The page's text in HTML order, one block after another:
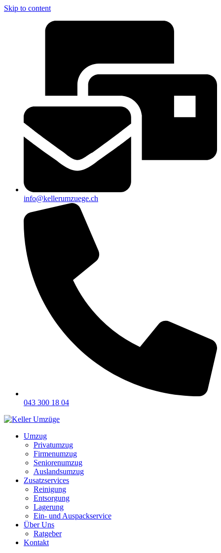
Skip to content
info@kellerumzuege.ch
043 300 18 04
Umzug
Privatumzug
Firmenumzug
Seniorenumzug
Auslandsumzug
Zusatzservices
Reinigung
Entsorgung
Lagerung
Ein- und Auspackservice
Über Uns
Ratgeber
Kontakt